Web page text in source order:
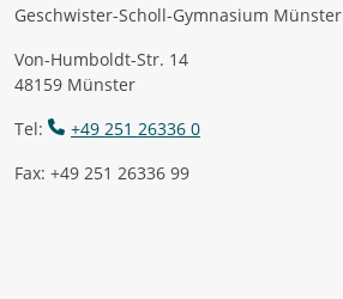
Geschwister-Scholl-Gymnasium Münster
Von-Humboldt-Str. 14
48159 Münster
Tel:
+49 251 26336 0
Fax: +49 251 26336 99